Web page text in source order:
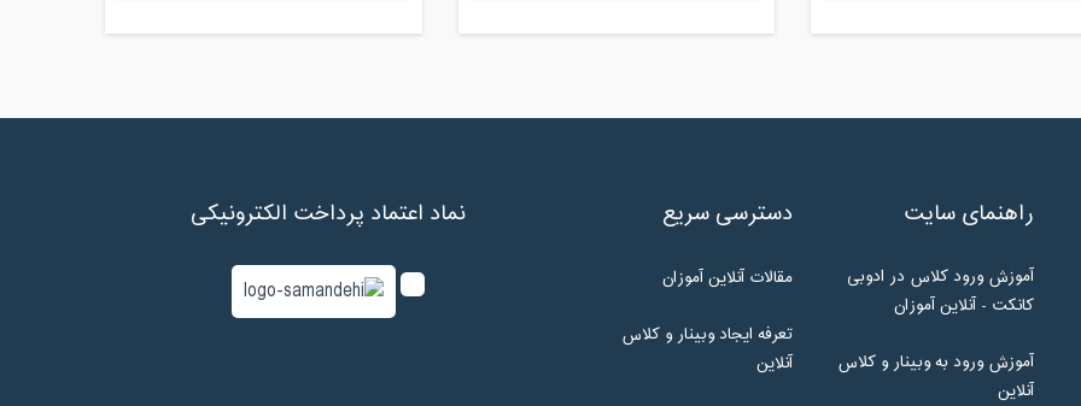
راهنمای سایت
آموزش ورود کلاس در ادوبی
کانکت - آنلاین آموزان
آموزش ورود به وبینار و کلاس
آنلاین
دسترسی سریع
مقالات آنلاین آموزان
تعرفه ایجاد وبینار و کلاس
آنلاین
نماد اعتماد پرداخت الکترونیکی